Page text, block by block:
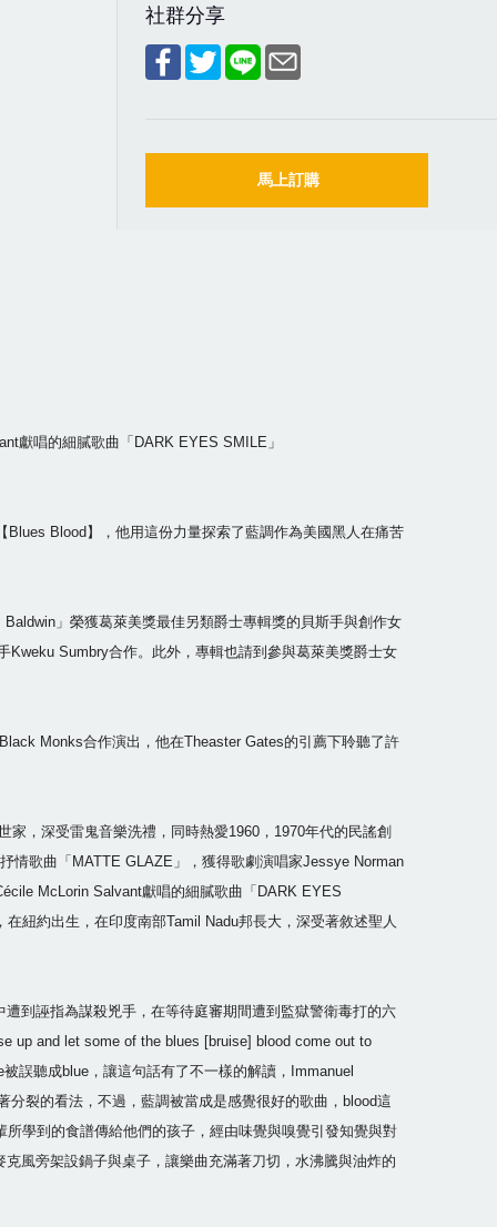
社群分享
馬上訂購
獻唱的細膩歌曲「DARK EYES SMILE」
Blood】，他用這份力量探索了藍調作為美國黑人在痛苦
」榮獲葛萊美獎最佳另類爵士專輯獎的貝斯手與創作女
Sumbry合作。此外，專輯也請到參與葛萊美獎爵士女
Monks合作演出，他在Theaster Gates的引薦下聆聽了許
，深受雷鬼音樂洗禮，同時熱愛1960，1970年代的民謠創
情歌曲「MATTE GLAZE」，獲得歌劇演唱家Jessye Norman
McLorin Salvant獻唱的細膩歌曲「DARK EYES
紐約出生，在印度南部Tamil Nadu邦長大，深受著敘述聖人
到誣指為謀殺兇手，在等待庭審期間遭到監獄警衛毒打的六
up and let some of the blues [bruise] blood come out to
誤聽成blue，讓這句話有了不一樣的解讀，Immanuel
裂的看法，不過，藍調被當成是感覺很好的歌曲，blood這
學到的食譜傳給他們的孩子，經由味覺與嗅覺引發知覺與對
風旁架設鍋子與桌子，讓樂曲充滿著刀切，水沸騰與油炸的